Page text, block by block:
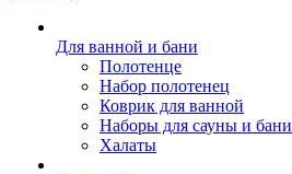
Для ванной и бани
Полотенце
Набор полотенец
Коврик для ванной
Наборы для сауны и бани
Халаты